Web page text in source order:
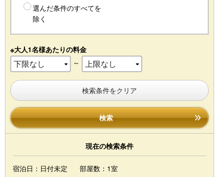
選んだ条件のすべてを
除く
※大人1名様あたりの料金
～
検索条件をクリア
検索
現在の検索条件
宿泊日：日付未定
部屋数：1室